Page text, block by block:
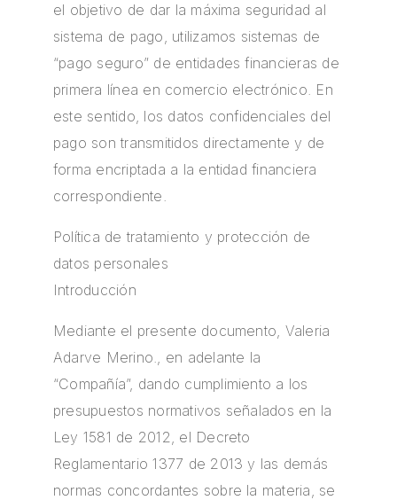
el objetivo de dar la máxima seguridad al
sistema de pago, utilizamos sistemas de
“pago seguro” de entidades financieras de
primera línea en comercio electrónico. En
este sentido, los datos confidenciales del
pago son transmitidos directamente y de
forma encriptada a la entidad financiera
correspondiente.
Política de tratamiento y protección de
datos personales
Introducción
Mediante el presente documento, Valeria
Adarve Merino., en adelante la
“Compañía”, dando cumplimiento a los
presupuestos normativos señalados en la
Ley 1581 de 2012, el Decreto
Reglamentario 1377 de 2013 y las demás
normas concordantes sobre la materia, se